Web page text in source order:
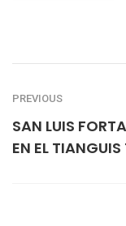
PREVIOUS
SAN LUIS
EN EL